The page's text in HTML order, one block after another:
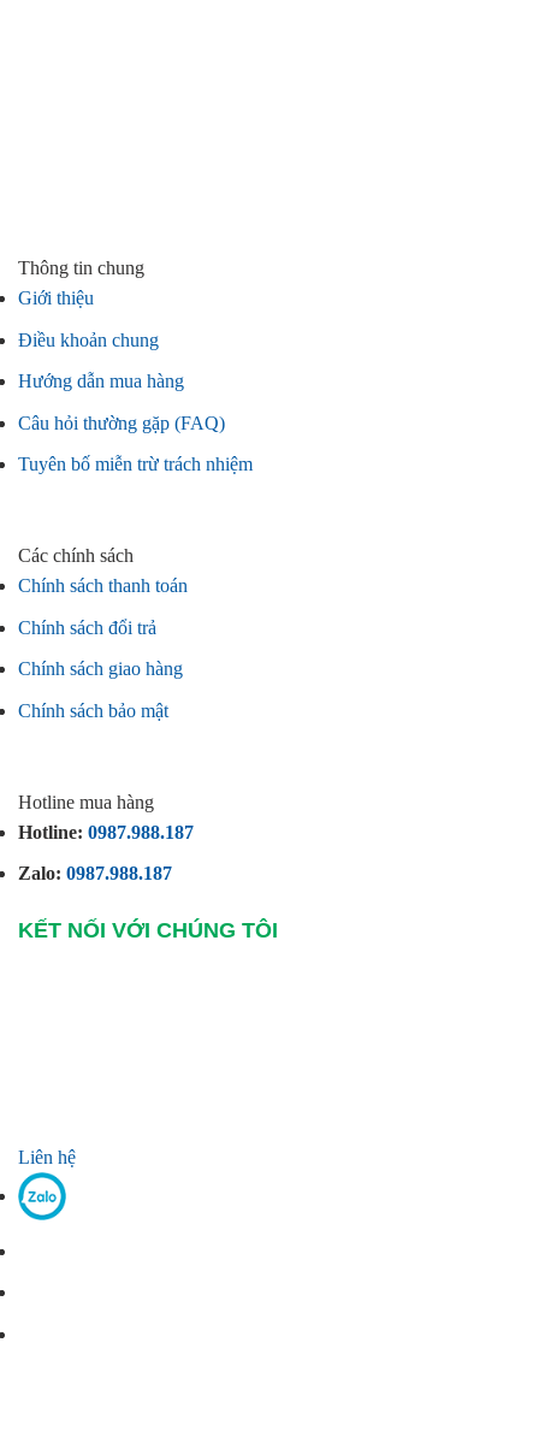
Thông tin chung
Giới thiệu
Điều khoản chung
Hướng dẫn mua hàng
Câu hỏi thường gặp (FAQ)
Tuyên bố miễn trừ trách nhiệm
Các chính sách
Chính sách thanh toán
Chính sách đổi trả
Chính sách giao hàng
Chính sách bảo mật
Hotline mua hàng
Hotline: 0987.988.187
Zalo: 0987.988.187
KẾT NỐI VỚI CHÚNG TÔI
Liên hệ